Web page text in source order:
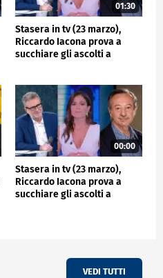
01:30
Stasera in tv (23 marzo),
Riccardo Iacona prova a
succhiare gli ascolti a
00:00
Stasera in tv (23 marzo),
Riccardo Iacona prova a
succhiare gli ascolti a
VEDI TUTTI